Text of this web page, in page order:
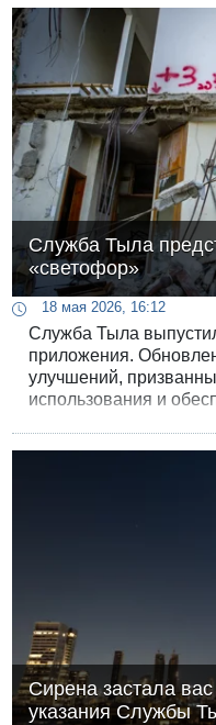
Служба Тыла
«светофор»
18 мая 2026, 16:12
Служба Тыла
приложения.
улучшений,
использования и
Сирена застала
указания Службы